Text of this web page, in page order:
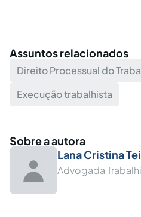
Assuntos relacionados
Direito Processual do
Execução trabalhista
Sobre a autora
Lana Cristina
Advogada